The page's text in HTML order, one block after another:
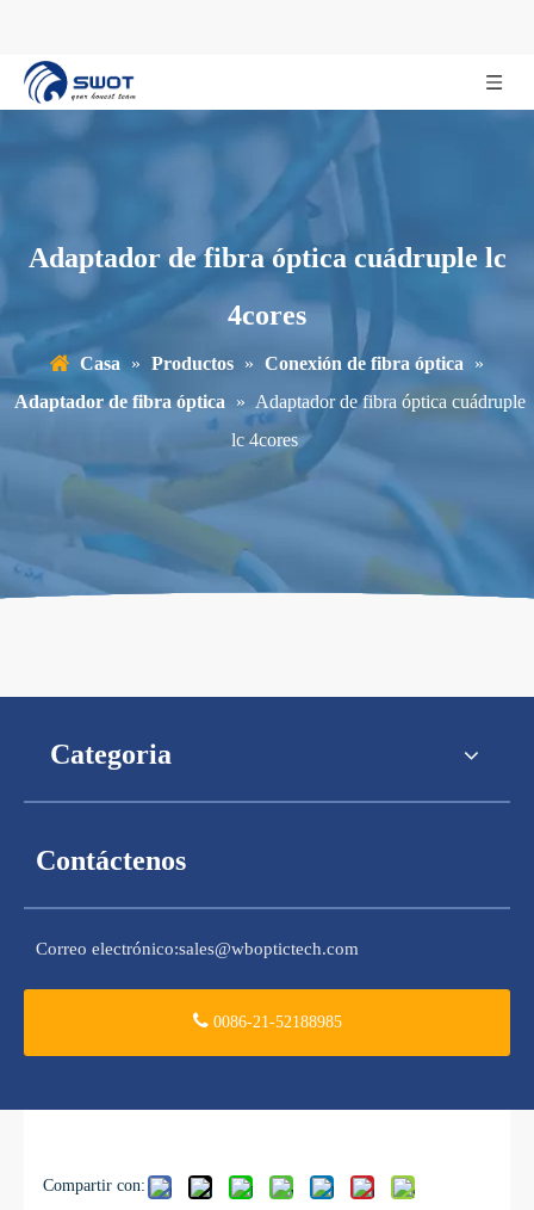
Adaptador de fibra óptica cuádruple lc
4cores
Casa » Productos » Conexión de fibra óptica
»
Adaptador de fibra óptica
» Adaptador de fibra óptica cuádruple
lc 4cores
Categoria
Contáctenos
Correo electrónico:sales@wboptictech.com
0086-21-52188985
Compartir con: